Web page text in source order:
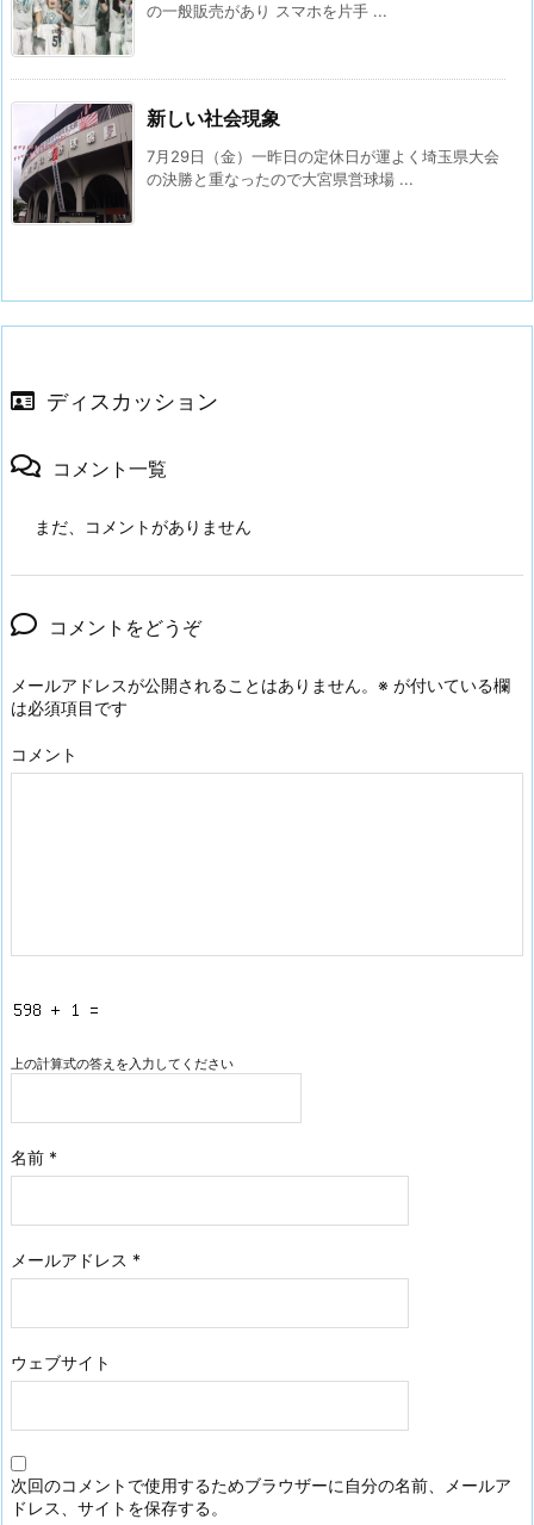
の一般販売があり スマホを片手 ...
新しい社会現象
7月29日（金）一昨日の定休日が運よく埼玉県大会
の決勝と重なったので大宮県営球場 ...
ディスカッション
コメント一覧
まだ、コメントがありません
コメントをどうぞ
メールアドレスが公開されることはありません。 ※ が付いている欄
は必須項目です
コメント
上の計算式の答えを入力してください
名前 *
メールアドレス *
ウェブサイト
次回のコメントで使用するためブラウザーに自分の名前、メールア
ドレス、サイトを保存する。